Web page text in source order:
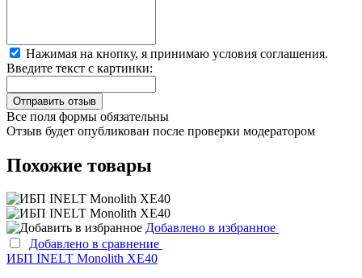
Нажимая на кнопку, я принимаю условия соглашения.
Введите текст с картинки:
Все поля формы обязательны
Отзыв будет опубликован после проверки модератором
Похожие товары
Добавлено в избранное
Добавлено в сравнение
ИБП INELT Monolith XE40